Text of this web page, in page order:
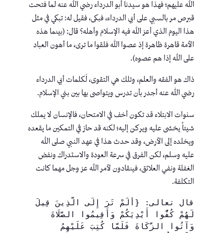
الله عليهم؛ فهذا هو سيدنا أبو الدرداء رضي الله عنه لما فتحت
قبرص مر بالسبي على أبي الدرداء، فبكى، فقيل له: تبكي في مثل
هذا اليوم الذي أعز الله فيه الإسلام وأهله؟ قال: (بينما هذه
الأمة قاهرة ظاهرة إذ عصوا الله فلقوا ما ترى، ما أهون العباد
على الله إذا هم عصوه).
ذاك هو الفقه والعلم، وتلك هي التقوى، لَكلمات أبي الدرداء
رضي الله عنه أجدر بأن تدرس ويتواصى بها بين بني الإسلام.
سنوات الابتلاء قد تكون أخف في الامتحان، فالإنسان لا يملك
شيئاً يخشى عليه ويركن إليه؛ لكنه قد حاز في التمكين ما يقعده
ويخلده إلى الأرض، وقد حدث هذا في عهد النبي صلى الله
عليه وسلم، لكن الفرق في سرعة العودة والاستدراك ونفض
الغفلة ونفي العلائق، فينقادون لأمر الله عز وجل مهما كانت
التكلفة.